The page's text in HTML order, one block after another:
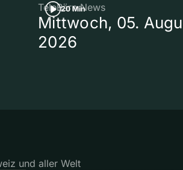
20 Min
TeleBärn News
Mittwoch, 05.
2026
und aller Welt